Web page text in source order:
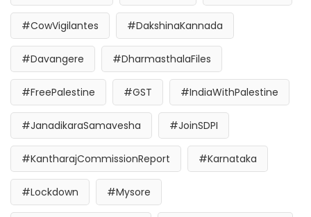
#CowVigilantes #DakshinaKannada
#Davangere #DharmasthalaFiles
#FreePalestine #GST #IndiaWithPalestine
#JanadikaraSamavesha #JoinSDPI
#KantharajCommissionReport #Karnataka
#Lockdown #Mysore